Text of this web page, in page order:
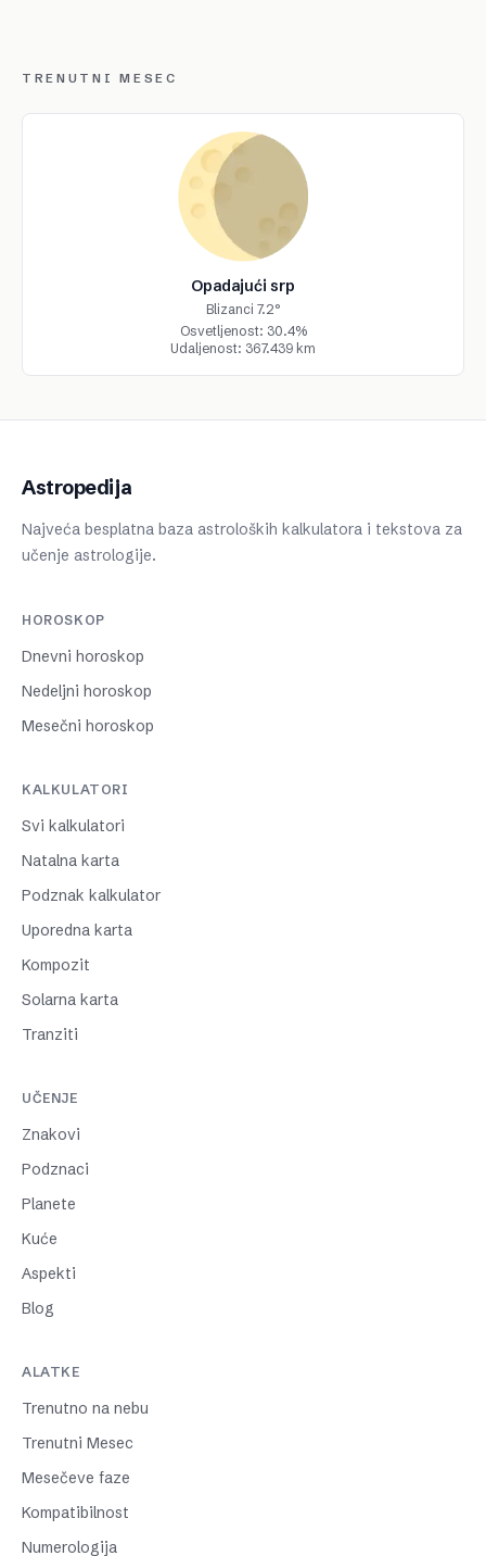
TRENUTNI MESEC
Opadajući srp
Blizanci 7.2°
Osvetljenost: 30.4%
Udaljenost: 367.439 km
Astropedija
Najveća besplatna baza astroloških kalkulatora i tekstova za
učenje astrologije.
HOROSKOP
Dnevni horoskop
Nedeljni horoskop
Mesečni horoskop
KALKULATORI
Svi kalkulatori
Natalna karta
Podznak kalkulator
Uporedna karta
Kompozit
Solarna karta
Tranziti
UČENJE
Znakovi
Podznaci
Planete
Kuće
Aspekti
Blog
ALATKE
Trenutno na nebu
Trenutni Mesec
Mesečeve faze
Kompatibilnost
Numerologija